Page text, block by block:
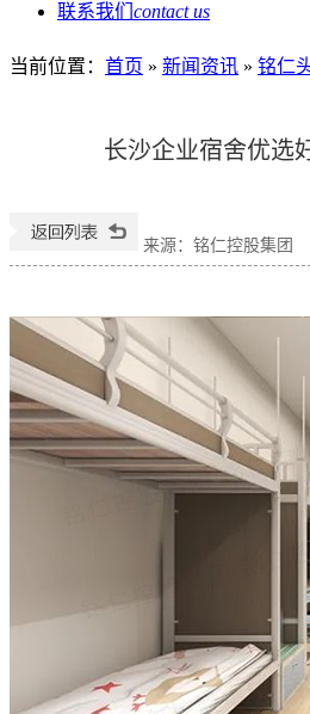
联系我们 contact us
当前位置 ： 首页 » 新闻资讯 » 铭仁
长沙企业宿舍优选
来源：铭仁控股集团